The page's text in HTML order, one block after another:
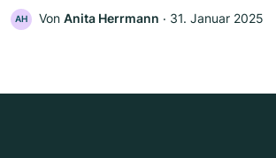
AH Von Anita Herrmann ‧ 31. Januar 2025